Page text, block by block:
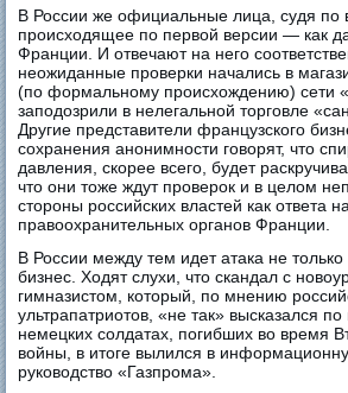
В России же официальные лица, судя по
происходящее по первой версии — как
Франции. И отвечают на него
неожиданные проверки начались в
(по формальному происхождению) сети
заподозрили в нелегальной торговле
Другие представители французского
сохранения анонимности говорят, что
давления, скорее всего, будет
что они тоже ждут проверок и в целом
стороны российских властей как ответа
правоохранительных органов Франции.
В России между тем идет атака не
бизнес. Ходят слухи, что скандал с
гимназистом, который, по мнению
ультрапатриотов, «не так» высказался
немецких солдатах, погибших во время
войны, в итоге вылился в
руководство «Газпрома».